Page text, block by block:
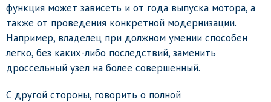
функция может зависеть и от года выпуска мотора, а
также от проведения конкретной модернизации.
Например, владелец при должном умении способен
легко, без каких-либо последствий, заменить
дроссельный узел на более совершенный.
С другой стороны, говорить о полной